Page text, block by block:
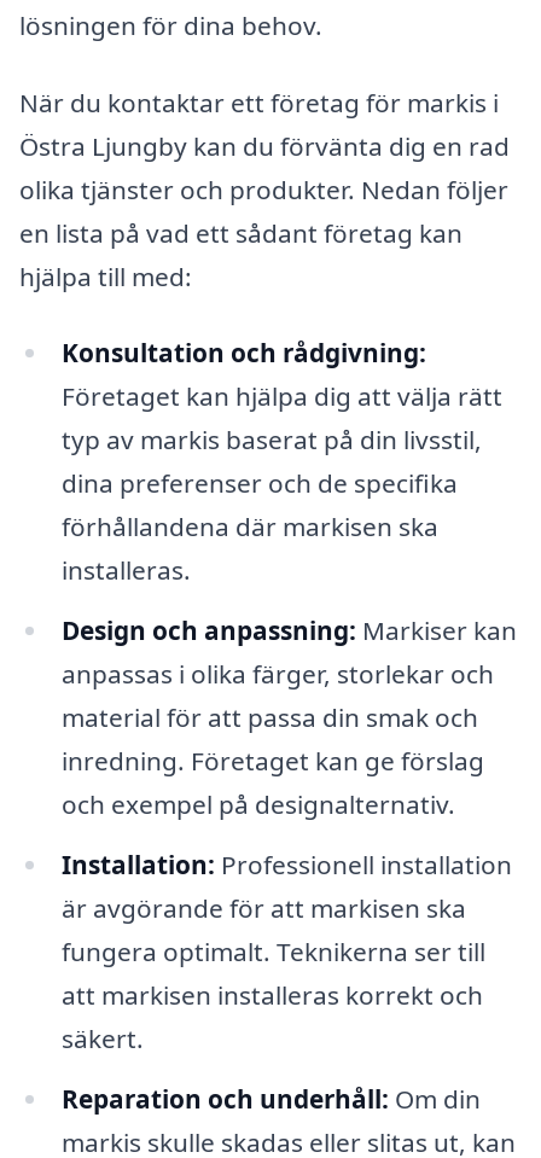
lösningen för dina behov.
När du kontaktar ett företag för markis i
Östra Ljungby kan du förvänta dig en rad
olika tjänster och produkter. Nedan följer
en lista på vad ett sådant företag kan
hjälpa till med:
Konsultation och rådgivning:
Företaget kan hjälpa dig att välja rätt
typ av markis baserat på din livsstil,
dina preferenser och de specifika
förhållandena där markisen ska
installeras.
Design och anpassning: Markiser kan
anpassas i olika färger, storlekar och
material för att passa din smak och
inredning. Företaget kan ge förslag
och exempel på designalternativ.
Installation: Professionell installation
är avgörande för att markisen ska
fungera optimalt. Teknikerna ser till
att markisen installeras korrekt och
säkert.
Reparation och underhåll: Om din
markis skulle skadas eller slitas ut, kan